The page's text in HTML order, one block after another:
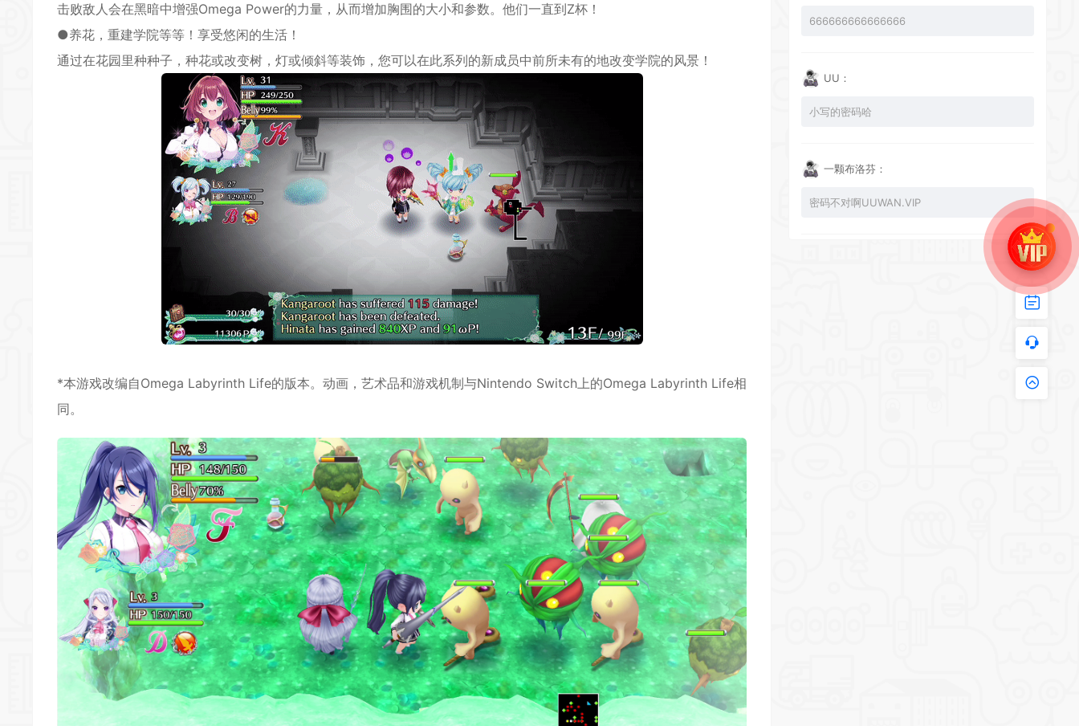
击败敌人会在黑暗中增强Omega Power的力量，从而增加胸围的大小和参数。他们一直到Z杯！
●养花，重建学院等等！享受悠闲的生活！
通过在花园里种种子，种花或改变树，灯或倾斜等装饰，您可以在此系列的新成员中前所未有的地改变学院的风景！
*本游戏改编自Omega Labyrinth Life的版本。动画，艺术品和游戏机制与Nintendo Switch上的Omega Labyrinth Life相
同。
666666666666666
UU：
小写的密码哈
一颗布洛芬：
密码不对啊UUWAN.VIP